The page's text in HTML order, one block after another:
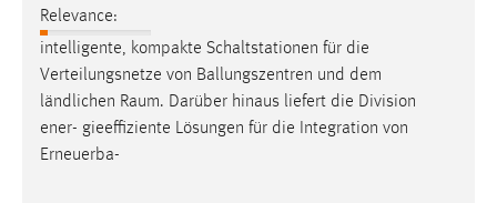
Relevance:
intelligente, kompakte Schaltstationen für die
Verteilungsnetze von Ballungszentren und dem
ländlichen Raum. Darüber hinaus liefert die Division
ener- gieeffiziente Lösungen für die Integration von
Erneuerba-